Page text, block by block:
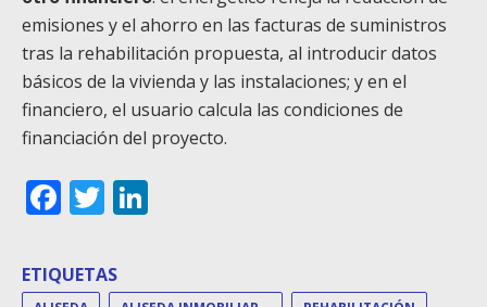
emisiones y el ahorro en las facturas de suministros
tras la rehabilitación propuesta, al introducir datos
básicos de la vivienda y las instalaciones; y en el
financiero, el usuario calcula las condiciones de
financiación del proyecto.
Facebook
Twitter
ETIQUETAS